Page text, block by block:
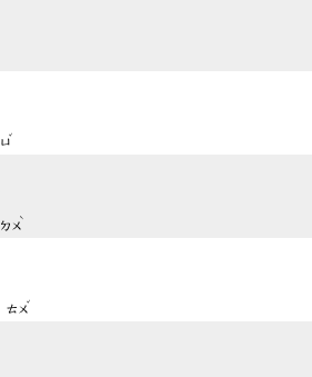
ㄩ
ˇ
ㄉㄨ
ˋ
ㄊㄨ
ˇ